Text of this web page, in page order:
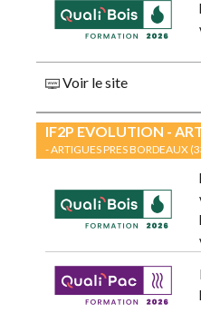
Voir le site
IF2P EVOLUTION -
- ARTIGUES PRES BORDEAUX